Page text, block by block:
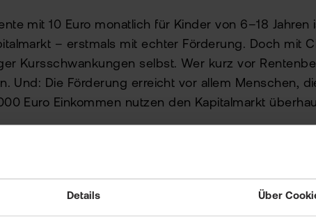
Details Über
mit 10 Euro monatlich für Kinder von 6–18 Jahren
– erstmals mit echter Förderung. Doch mit
Kursschwankungen selbst. Wer kurz vor
Und: Die Förderung erreicht vor allem Menschen,
Euro Einkommen nutzen den Kapitalmarkt
behebt zentrale Schwächen von Riester. Doch
der entscheidende Faktor. Ein Beispiel: